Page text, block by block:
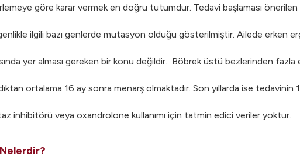
göre karar vermek en doğru tutumdur. Tedavi başlaması önerilen
ilgili bazı genlerde mutasyon olduğu gösterilmiştir. Ailede erken
yer alması gereken bir konu değildir. Böbrek üstü bezlerinden fazla
ortalama 16 ay sonra menarş olmaktadır. Son yıllarda ise tedavinin
inhibitörü veya oxandrolone kullanımı için tatmin edici veriler yoktur.